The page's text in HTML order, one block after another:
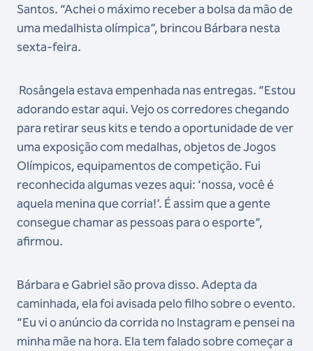
Santos. “Achei o máximo receber a bolsa da mão de
uma medalhista olímpica”, brincou Bárbara nesta
sexta-feira.
Rosângela estava empenhada nas entregas. “Estou
adorando estar aqui. Vejo os corredores chegando
para retirar seus kits e tendo a oportunidade de ver
uma exposição com medalhas, objetos de Jogos
Olímpicos, equipamentos de competição. Fui
reconhecida algumas vezes aqui: ‘nossa, você é
aquela menina que corria!’. É assim que a gente
consegue chamar as pessoas para o esporte”,
afirmou.
Bárbara e Gabriel são prova disso. Adepta da
caminhada, ela foi avisada pelo filho sobre o evento.
“Eu vi o anúncio da corrida no Instagram e pensei na
minha mãe na hora. Ela tem falado sobre começar a